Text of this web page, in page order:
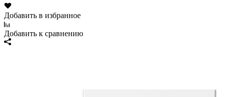
Добавить в избранное
Добавить к сравнению